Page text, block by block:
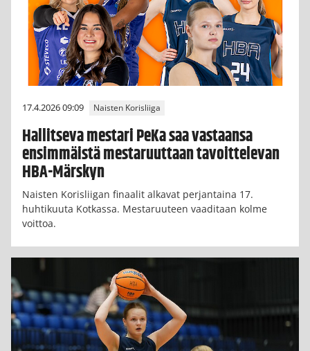
17.4.2026 09:09 Naisten Korisliiga
Hallitseva mestari PeKa saa vastaansa
ensimmäistä mestaruuttaan tavoittelevan
HBA-Märskyn
Naisten Korisliigan finaalit alkavat perjantaina 17.
huhtikuuta Kotkassa. Mestaruuteen vaaditaan kolme
voittoa.